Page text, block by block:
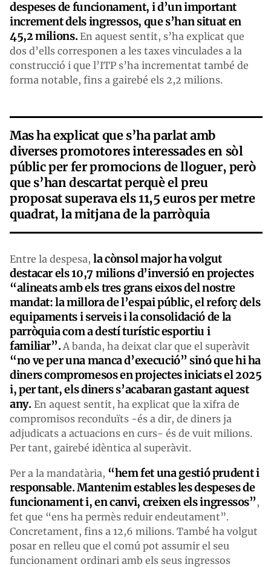
despeses de funcionament, i d’un important
increment dels ingressos, que s’han situat en
45,2 milions.En aquest sentit, s’ha explicat que
dos d’ells corresponen a les taxes vinculades a la
construcció i que l’ITP s’ha incrementat també de
forma notable, fins a gairebé els 2,2 milions.
Mas ha explicat que s’ha parlat amb
diverses promotores interessades en sòl
públic per fer promocions de lloguer, però
que s’han descartat perquè el preu
proposat superava els 11,5 euros per metre
quadrat, la mitjana de la parròquia
Entre la despesa, la cònsol major ha volgut
destacar els 10,7 milions d’inversió en projectes
“alineats amb els tres grans eixos delnostre
mandat: lamillora de l’espai públic, el reforç dels
equipaments i serveis i la consolidació de la
parròquiacom a destíturísticesportiu i
familiar”.A banda, ha deixat clar que el superàvit
“no ve per una manca d’execució” sinó que hi ha
diners compromesos en projectes iniciats el 2025
i, per tant, els diners s’acabaran gastant aquest
any.En aquest sentit, ha explicat que la xifra de
compromisos reconduïts -és a dir, de diners ja
adjudicats a actuacions en curs- és de vuit milions.
Per tant, gairebé idèntica al superàvit.
Per a la mandatària, “hem fet una gestió prudent i
responsable. Mantenim estables les despeses de
funcionament i, en canvi, creixen els ingressos”,
fet que “ens ha permès reduir endeutament”.
Concretament, fins a 12,6 milions. També ha volgut
posar en relleu que el comú pot assumir el seu
funcionament ordinari amb els seus ingressos